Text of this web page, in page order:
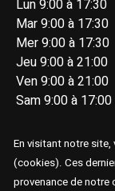
Lun 9:00 à 17:30
Mar 9:00 à 17:30
Mer 9:00 à 17:30
Jeu 9:00 à 21:00
Ven 9:00 à 21:00
Sam 9:00 à 17:00
En visitant notre
(cookies). Ces
provenance de